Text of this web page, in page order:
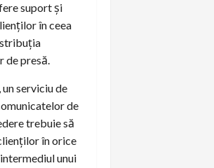
suport și
în ceea
de presă.
un serviciu de
de
trebuie să
în orice
unui